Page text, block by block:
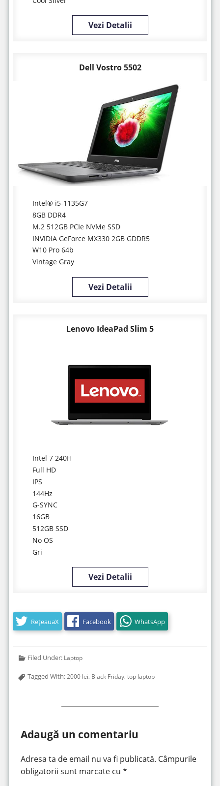
Vezi Detalii
Dell Vostro 5502
Intel® i5-1135G7
8GB DDR4
M.2 512GB PCIe NVMe SSD
INVIDIA GeForce MX330 2GB GDDR5
W10 Pro 64b
Vintage Gray
Vezi Detalii
Lenovo IdeaPad Slim 5
Intel 7 240H
Full HD
IPS
144Hz
G-SYNC
16GB
512GB SSD
No OS
Gri
Vezi Detalii
RețeauaX Facebook WhatsApp
Filed Under: Laptop
Tagged With:2000 lei, Black Friday,top laptop
Adaugă un comentariu
Adresa ta de email nu va fi publicată. Câmpurile
obligatorii sunt marcate cu *